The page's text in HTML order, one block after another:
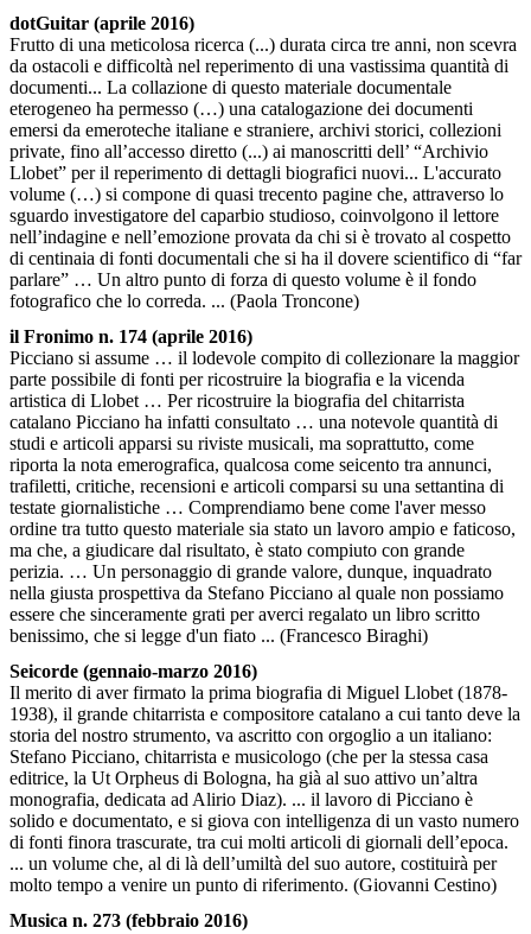
dotGuitar (aprile 2016)
Frutto di una meticolosa ricerca (...) durata circa tre anni, non scevra
da ostacoli e difficoltà nel reperimento di una vastissima quantità di
documenti... La collazione di questo materiale documentale
eterogeneo ha permesso (…) una catalogazione dei documenti
emersi da emeroteche italiane e straniere, archivi storici, collezioni
private, fino all’accesso diretto (...) ai manoscritti dell’ “Archivio
Llobet” per il reperimento di dettagli biografici nuovi... L'accurato
volume (…) si compone di quasi trecento pagine che, attraverso lo
sguardo investigatore del caparbio studioso, coinvolgono il lettore
nell’indagine e nell’emozione provata da chi si è trovato al cospetto
di centinaia di fonti documentali che si ha il dovere scientifico di “far
parlare” … Un altro punto di forza di questo volume è il fondo
fotografico che lo correda. ... (Paola Troncone)
il Fronimo n. 174 (aprile 2016)
Picciano si assume … il lodevole compito di collezionare la maggior
parte possibile di fonti per ricostruire la biografia e la vicenda
artistica di Llobet … Per ricostruire la biografia del chitarrista
catalano Picciano ha infatti consultato … una notevole quantità di
studi e articoli apparsi su riviste musicali, ma soprattutto, come
riporta la nota emerografica, qualcosa come seicento tra annunci,
trafiletti, critiche, recensioni e articoli comparsi su una settantina di
testate giornalistiche … Comprendiamo bene come l'aver messo
ordine tra tutto questo materiale sia stato un lavoro ampio e faticoso,
ma che, a giudicare dal risultato, è stato compiuto con grande
perizia. … Un personaggio di grande valore, dunque, inquadrato
nella giusta prospettiva da Stefano Picciano al quale non possiamo
essere che sinceramente grati per averci regalato un libro scritto
benissimo, che si legge d'un fiato ... (Francesco Biraghi)
Seicorde (gennaio-marzo 2016)
Il merito di aver firmato la prima biografia di Miguel Llobet (1878-
1938), il grande chitarrista e compositore catalano a cui tanto deve la
storia del nostro strumento, va ascritto con orgoglio a un italiano:
Stefano Picciano, chitarrista e musicologo (che per la stessa casa
editrice, la Ut Orpheus di Bologna, ha già al suo attivo un’altra
monografia, dedicata ad Alirio Diaz). ... il lavoro di Picciano è
solido e documentato, e si giova con intelligenza di un vasto numero
di fonti finora trascurate, tra cui molti articoli di giornali dell’epoca.
... un volume che, al di là dell’umiltà del suo autore, costituirà per
molto tempo a venire un punto di riferimento. (Giovanni Cestino)
Musica n. 273 (febbraio 2016)